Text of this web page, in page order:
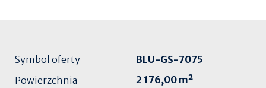
Symbol oferty
BLU-GS-7075
Powierzchnia
2 176,00 m²